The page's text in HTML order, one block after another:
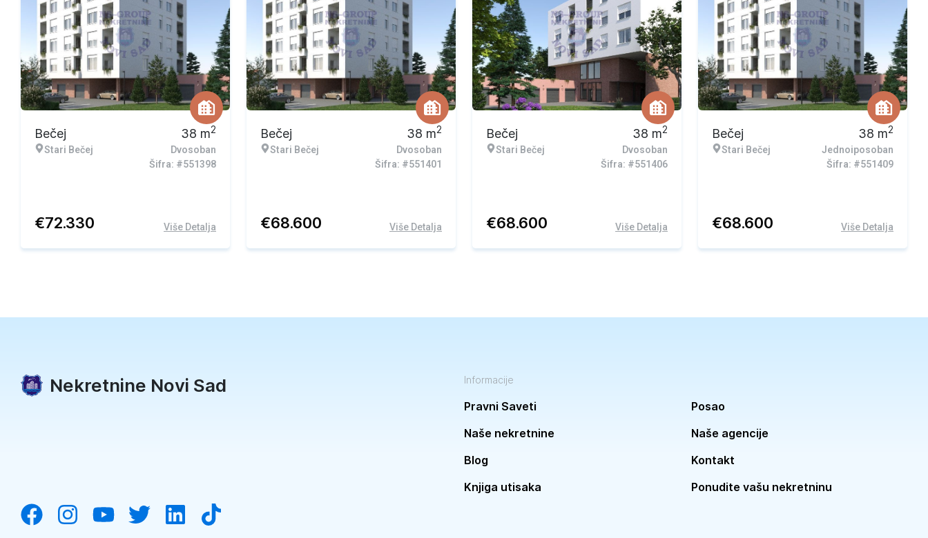
Bečej
Stari Bečej
38 m2
Dvosoban
Šifra: #551398
€72.330 Više Detalja
Bečej
Stari Bečej
38 m2
Dvosoban
Šifra: #551401
€68.600 Više Detalja
Bečej
Stari Bečej
38 m2
Dvosoban
Šifra: #551406
€68.600 Više Detalja
Bečej
Stari Bečej
38 m2
Jednoiposoban
Šifra: #551409
€68.600 Više Detalja
Nekretnine Novi Sad Informacije
Pravni Saveti
Posao
Naše nekretnine
Naše agencije
Blog
Kontakt
Knjiga utisaka
Ponudite vašu nekretninu